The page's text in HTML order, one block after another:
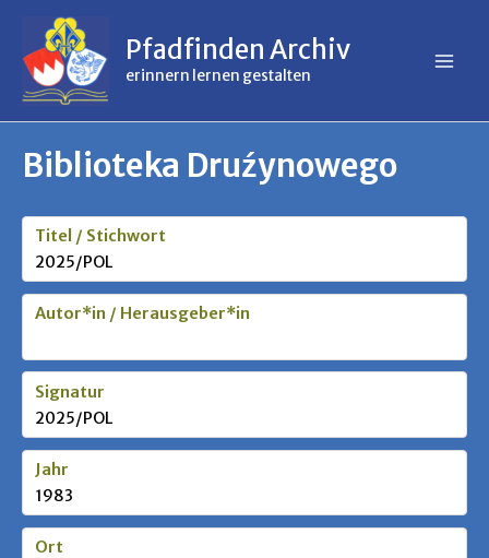
springen
springen
Pfadfinden Archiv
erinnern lernen gestalten
Biblioteka Druźynowego
Titel / Stichwort
2025/POL
Autor*in / Herausgeber*in
Signatur
2025/POL
Jahr
1983
Ort